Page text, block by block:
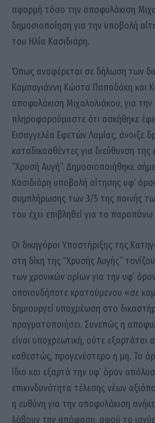
αφορμή τόσο την αποφυλάκιση
δημοσιοποίηση για την υποβολή
του Ηλία Κασιδιάρη.
Όπως αναφέρεται σε δήλωση των
Καμπαγιάννη Κώστα Παπαδάκη και
αποφυλάκιση Μιχαλολιάκου, για την
πληροφορούμαστε ότι ασκήθηκε
Εισαγγελέα Εφετών Λαμίας, άνοιξε
καταδικασθέντες για διεύθυνση
“Χρυσή Αυγή”. Δημοσιοποιήθηκε
Κασιδιάρη υποβολή αίτησης υφ’
συμπλήρωσης των 3/5 της ποινής
του έχει επιβληθεί για το
Οι δικηγόροι Υποστήριξης της
στη δίκη της “Χρυσής Αυγής”
των χρονικών ορίων για την υφ’
οποιουδήποτε κρατούμενου «σε
δημιουργεί υποχρέωση στο
πραγματοποιήσει. Συνεπώς η
είναι υποχρεωτική, ούτε
καθεστώς, προγενέστερο η μη. Το
ίδιο και εξαρτά την υφ’ όρον
επικινδυνότητα τέλεσης νέων
η ευθύνη για την αποφυλάκιση
λάβουν την απόφαση, αφού το